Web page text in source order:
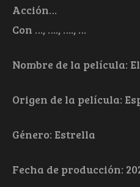
Acción…
Con …, …., …., …
Nombre de la película:
Origen de la película:
Género: Estrella
Fecha de producción: